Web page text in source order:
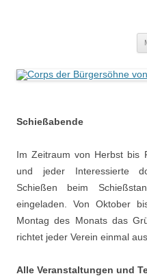
Schießabende
Im Zeitraum von Herbst bis
und jeder Interessierte
Schießen beim
eingeladen. Von Oktober
Montag des Monats das
richtet jeder Verein einmal aus.
Alle Veranstaltungen und